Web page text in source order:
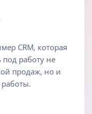
CRM, которая
под работу не
продаж, но и